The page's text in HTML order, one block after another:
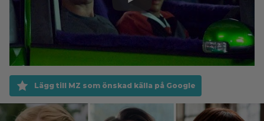
Lägg till MZ som önskad källa på Google